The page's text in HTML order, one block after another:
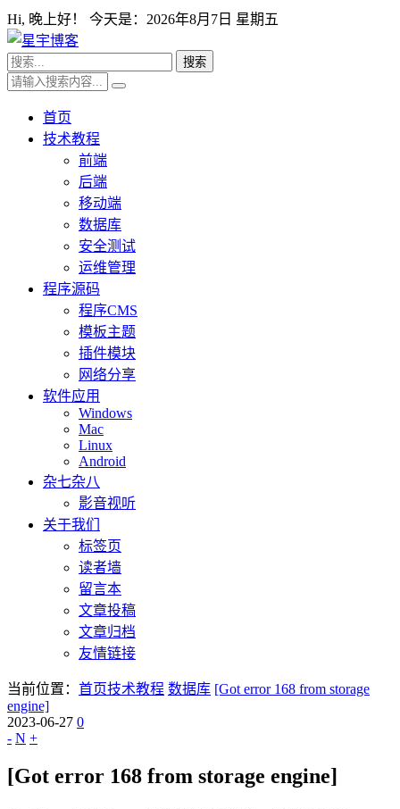
Hi, 晚上好！ 今天是： 2026年8月7日 星期五
首页
技术教程
前端
后端
移动端
数据库
安全测试
运维管理
程序源码
程序CMS
模板主题
插件模块
网络分享
软件应用
Windows
Mac
Linux
Android
杂七杂八
影音视听
关于我们
标签页
读者墙
留言本
文章投稿
文章归档
友情链接
当前位置： 首页技术教程 数据库 [Got error 168 from storage
engine]
2023-06-27 0
- N +
[Got error 168 from storage engine]